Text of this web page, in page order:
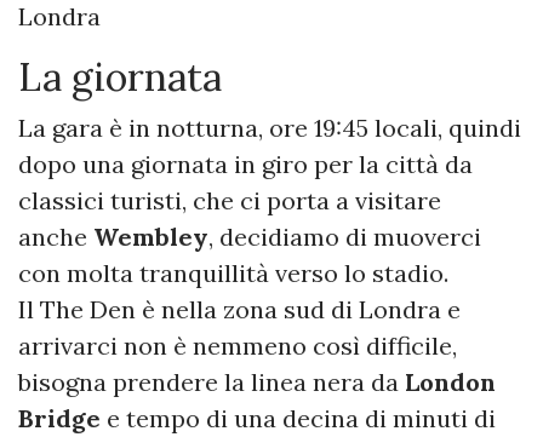
Londra
La giornata
La gara è in notturna, ore 19:45 locali, quindi
dopo una giornata in giro per la città da
classici turisti, che ci porta a visitare
anche Wembley, decidiamo di muoverci
con molta tranquillità verso lo stadio.
Il The Den è nella zona sud di Londra e
arrivarci non è nemmeno così difficile,
bisogna prendere la linea nera da London
Bridge e tempo di una decina di minuti di